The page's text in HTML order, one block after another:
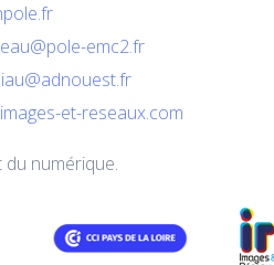
emc2.fr
et-reseaux.com
du numérique.